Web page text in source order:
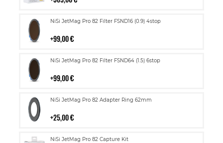
NiSi JetMag Pro 82 Filter FSND16 (0.9) 4stop
99,00 €
Lisää
NiSi JetMag Pro 82 Filter FSND64 (1.5) 6stop
99,00 €
Lisää
NiSi JetMag Pro 82 Adapter Ring 62mm
25,00 €
Lisää
NiSi JetMag Pro 82 Capture Kit
Lisää